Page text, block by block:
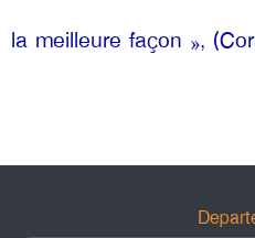
la meilleure façon »,